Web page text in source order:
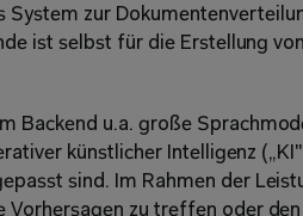
System zur
ist selbst für die Erstellung
Backend u.a. große
künstlicher Intelligenz
sind. Im Rahmen der
Vorhersagen zu treffen oder